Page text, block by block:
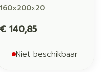
160x200x20
€ 140,85
Niet beschikbaar